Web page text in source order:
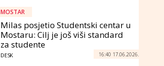
MOSTAR
Milas posjetio Studentski centar u
Mostaru: Cilj je još viši standard
za studente
DESK 16:40 17.06.2026.